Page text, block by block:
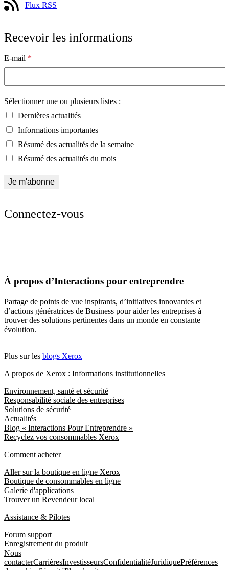
Flux RSS
Recevoir les informations
E-mail *
Sélectionner une ou plusieurs listes :
Dernières actualités
Informations importantes
Résumé des actualités de la semaine
Résumé des actualités du mois
Connectez-vous
À propos d’Interactions pour entreprendre
Partage de points de vue inspirants, d’initiatives innovantes et
d’actions génératrices de Business pour aider les entreprises à
trouver des solutions pertinentes dans un monde en constante
évolution.
Plus sur les blogs Xerox
A propos de Xerox : Informations institutionnelles
Environnement, santé et sécurité
Responsabilité sociale des entreprises
Solutions de sécurité
Actualités
Blog « Interactions Pour Entreprendre »
Recyclez vos consommables Xerox
Comment acheter
Aller sur la boutique en ligne Xerox
Boutique de consommables en ligne
Galerie d'applications
Trouver un Revendeur local
Assistance & Pilotes
Forum support
Enregistrement du produit
Nous
contacterCarrièresInvestisseursConfidentialitéJuridiquePréférences